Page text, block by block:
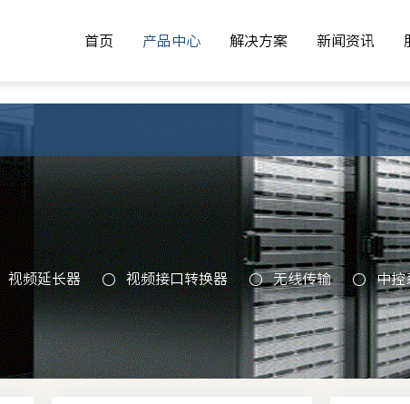
首页 产品中心 解决方案 新闻资讯
视频延长器 视频接口转换器 无线传输 中控